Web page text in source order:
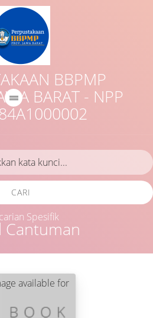
BBPMP
BARAT - NPP
Cantuman
CARI
Spesifik